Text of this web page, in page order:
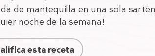
de mantequilla en una sola sartén
noche de la semana!
esta receta